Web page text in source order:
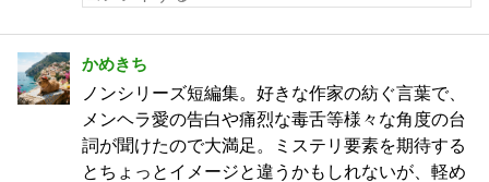
かめきち
ノンシリーズ短編集。好きな作家の紡ぐ言葉で、
メンヘラ愛の告白や痛烈な毒舌等様々な角度の台
詞が聞けたので大満足。ミステリ要素を期待する
とちょっとイメージと違うかもしれないが、軽め